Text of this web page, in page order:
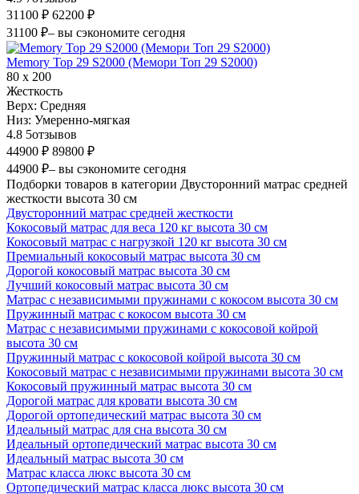
31100 ₽ 62200 ₽
31100 ₽– вы сэкономите сегодня
Memory Top 29 S2000 (Мемори Топ 29 S2000)
80 х 200
Жесткость
Верх: Средняя
Низ: Умеренно-мягкая
4.8 5отзывов
44900 ₽ 89800 ₽
44900 ₽– вы сэкономите сегодня
Подборки товаров в категории Двусторонний матрас средней
жесткости высота 30 см
Двусторонний матрас средней жесткости
Кокосовый матрас для веса 120 кг высота 30 см
Кокосовый матрас с нагрузкой 120 кг высота 30 см
Премиальный кокосовый матрас высота 30 см
Дорогой кокосовый матрас высота 30 см
Лучший кокосовый матрас высота 30 см
Матрас с независимыми пружинами с кокосом высота 30 см
Пружинный матрас с кокосом высота 30 см
Матрас с независимыми пружинами с кокосовой койрой
высота 30 см
Пружинный матрас с кокосовой койрой высота 30 см
Кокосовый матрас с независимыми пружинами высота 30 см
Кокосовый пружинный матрас высота 30 см
Дорогой матрас для кровати высота 30 см
Дорогой ортопедический матрас высота 30 см
Идеальный матрас для сна высота 30 см
Идеальный ортопедический матрас высота 30 см
Идеальный матрас высота 30 см
Матрас класса люкс высота 30 см
Ортопедический матрас класса люкс высота 30 см